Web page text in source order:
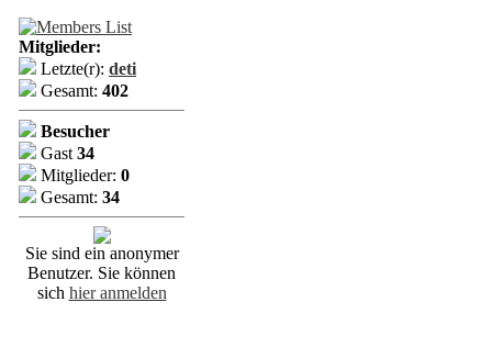
Mitglieder:
Letzte(r): deti
Gesamt: 402
Besucher
Gast 34
Mitglieder: 0
Gesamt: 34
Sie sind ein anonymer
Benutzer. Sie können
sich hier anmelden